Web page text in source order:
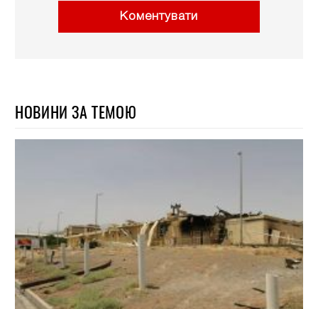
Коментувати
НОВИНИ ЗА ТЕМОЮ